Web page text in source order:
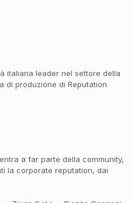
italiana leader nel settore della
di produzione di Reputation
a far parte della community,
la corporate reputation, dai